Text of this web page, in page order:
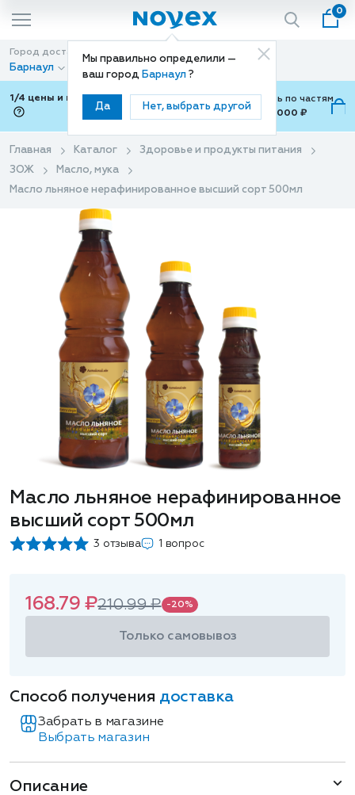
Мы правильно определили —
ваш город Барнаул ?
Да Нет, выбрать другой
0
Город доставки
Барнаул
Способ доставки
Доставка
1/4 цены и покупки ваши с Подели
Можно оплатить по частям
от 700 ₽ до 15,000 ₽
Главная Каталог
Здоровье и продукты питания
ЗОЖ
Масло, мука
Масло льняное нерафинированное высший сорт 500мл
Масло льняное нерафинированное
высший сорт 500мл
3 отзыва 1 вопрос
168.79 ₽210.99 ₽ -20%
Только самовывоз
Способ получения доставка
Забрать в магазине
Выбрать магазин
Описание